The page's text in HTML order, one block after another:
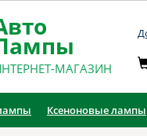
МАГАЗИН
Ксеноновые лампы